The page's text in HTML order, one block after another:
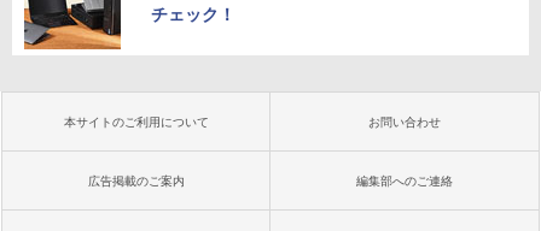
チェック！
本サイトのご利用について お問い合わせ
広告掲載のご案内 編集部へのご連絡